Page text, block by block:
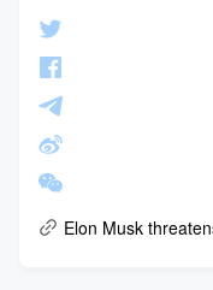
Elon Musk